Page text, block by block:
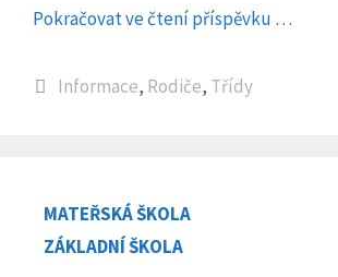
Pokračovat ve čtení příspěvku …
Rubriky
Informace, Rodiče, Třídy
MATEŘSKÁ ŠKOLA
ZÁKLADNÍ ŠKOLA